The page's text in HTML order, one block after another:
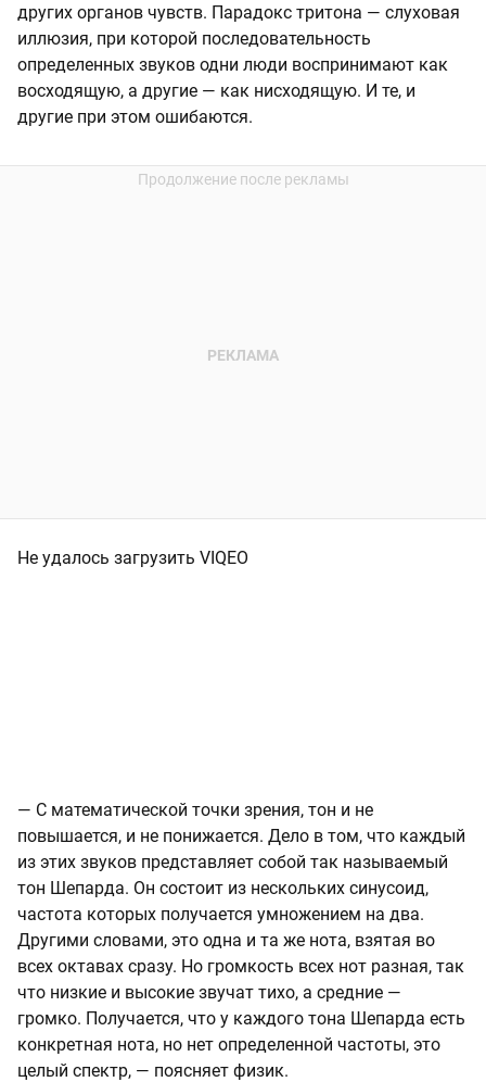
других органов чувств. Парадокс тритона — слуховая
иллюзия, при которой последовательность
определенных звуков одни люди воспринимают как
восходящую, а другие — как нисходящую. И те, и
другие при этом ошибаются.
Не удалось загрузить VIQEO
— С математической точки зрения, тон и не
повышается, и не понижается. Дело в том, что каждый
из этих звуков представляет собой так называемый
тон Шепарда. Он состоит из нескольких синусоид,
частота которых получается умножением на два.
Другими словами, это одна и та же нота, взятая во
всех октавах сразу. Но громкость всех нот разная, так
что низкие и высокие звучат тихо, а средние —
громко. Получается, что у каждого тона Шепарда есть
конкретная нота, но нет определенной частоты, это
целый спектр, — поясняет физик.